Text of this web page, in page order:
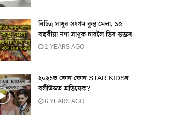
বিচিত্ৰ সাধুৰ সংগম কুম্ভ মেলা, ১৫
বছৰীয়া নগা সাধুক চাবলৈ ভিৰ ভক্তৰ
2 YEARS AGO
২০২১ত কোন কোন STAR KIDSৰ
বলীউডত অভিষেক?
6 YEARS AGO